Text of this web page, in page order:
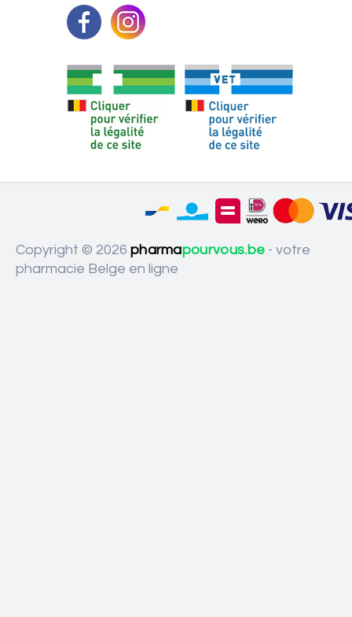
Copyright © 2026 pharmapourvous.be - votre
pharmacie Belge en ligne